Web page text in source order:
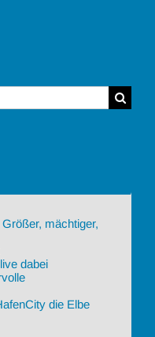
mächtiger,
dabei
die Elbe